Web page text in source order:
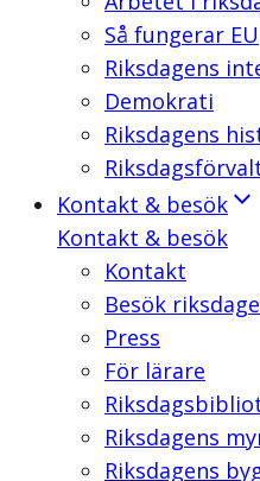
Så fungerar EU
Riksdagens
Demokrati
Riksdagens
Kontakt & besök
Kontakt & besök
Kontakt
Besök
Press
För lärare
Riksdagens
Riksdagens